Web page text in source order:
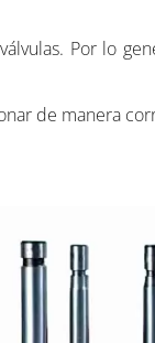
Por lo
de manera